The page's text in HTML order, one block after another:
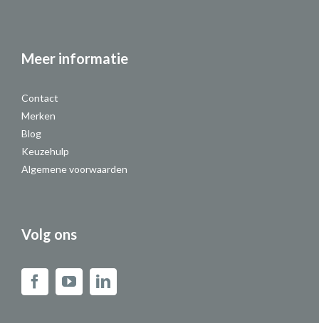
Meer informatie
Contact
Merken
Blog
Keuzehulp
Algemene voorwaarden
Volg ons